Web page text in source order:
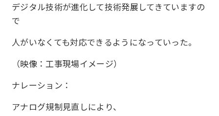
デジタル技術が進化して技術発展してきていますの
で
人がいなくても対応できるようになっていった。
（映像：工事現場イメージ）
ナレーション：
アナログ規制見直しにより、